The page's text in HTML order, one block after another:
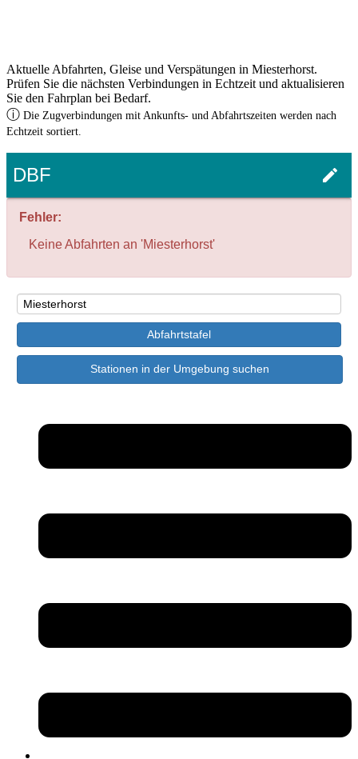
Aktuelle Abfahrten, Gleise und Verspätungen in Miesterhorst.
Prüfen Sie die nächsten Verbindungen in Echtzeit und aktualisieren
Sie den Fahrplan bei Bedarf.
ⓘ Die Zugverbindungen mit Ankunfts- und Abfahrtszeiten werden nach
Echtzeit sortiert.